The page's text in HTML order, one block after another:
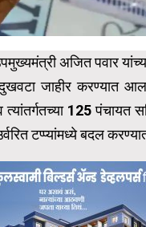
अजित पवार
दुखवटा जाहीर करण्यात
त्यांतर्गतच्या 125 पंचायत
टप्प्यांमध्ये बदल